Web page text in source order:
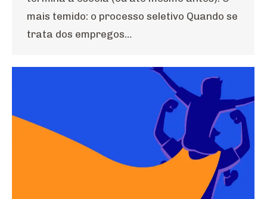
mais temido: o processo seletivo Quando se
trata dos empregos…